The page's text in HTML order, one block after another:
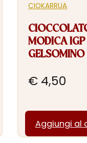
CIOKARRUA
MODICA IGP
GELSOMINO
€ 4,50
Aggiungi al